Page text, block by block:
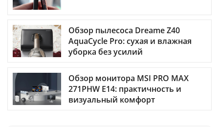
Обзор пылесоса Dreame Z40
AquaCycle Pro: сухая и влажная
уборка без усилий
Обзор монитора MSI PRO MAX
271PHW E14: практичность и
визуальный комфорт